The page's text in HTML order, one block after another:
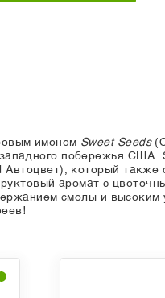
именем Sweet Seeds
побережья США.
который также
аромат с
смолы и высоким